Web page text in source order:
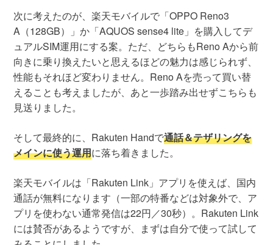
次に考えたのが、楽天モバイルで「OPPO Reno3
A（128GB）」か「AQUOS sense4 lite」を購入してデ
ュアルSIM運用にする案。ただ、どちらもReno Aから前
向きに乗り換えたいと思えるほどの魅力は感じられず、
性能もそれほど変わりません。Reno Aを売って買い替
えることも考えましたが、あと一歩踏み出せずこちらも
見送りました。
そして最終的に、Rakuten Handで通話＆テザリングを
メインに使う運用に落ち着きました。
楽天モバイルは「Rakuten Link」アプリを使えば、国内
通話が無料になります（一部の特番などは対象外で、ア
プリを使わない通常発信は22円／30秒）。Rakuten Link
には賛否があるようですが、まずは自分で使って試して